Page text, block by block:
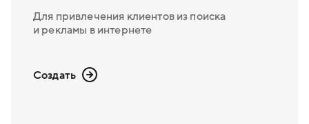
Для привлечения клиентов из поиска
и рекламы в интернете
Создать